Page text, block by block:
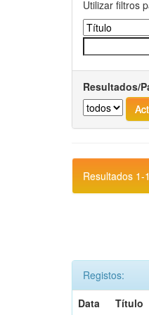
Utilizar filtros
Resultados/
Resultados 1-
Registos:
Data
Título